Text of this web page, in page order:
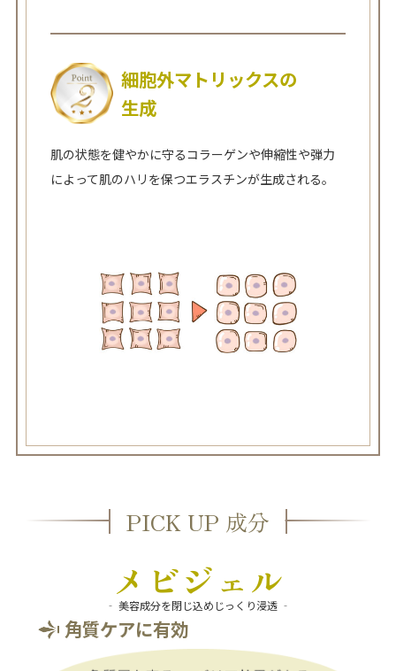
細胞外マトリックスの
生成
肌の状態を健やかに守るコラーゲンや伸縮性や弾力
によって肌のハリを保つエラスチンが生成される。
PICK UP 成分
メビジェル
‐ 美容成分を閉じ込めじっくり浸透 ‐
角質ケアに有効